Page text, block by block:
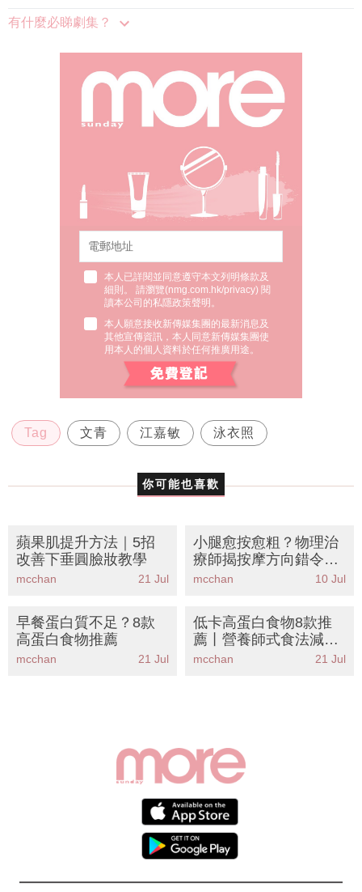
有什麼必睇劇集？
本人已詳閱並同意遵守本文列明條款及
細則。 請瀏覽(nmg.com.hk/privacy) 閱
讀本公司的私隱政策聲明。
本人願意接收新傳媒集團的最新消息及
其他宣傳資訊，本人同意新傳媒集團使
用本人的個人資料於任何推廣用途。
Tag 文青 江嘉敏 泳衣照
你可能也喜歡
蘋果肌提升方法｜5招
改善下垂圓臉妝教學
mcchan 21 Jul
小腿愈按愈粗？物理治
療師揭按摩方向錯令水
腫更嚴重！即學5招正
mcchan 10 Jul
早餐蛋白質不足？8款
高蛋白食物推薦
mcchan 21 Jul
低卡高蛋白食物8款推
薦丨營養師式食法減肚
腩
mcchan 21 Jul